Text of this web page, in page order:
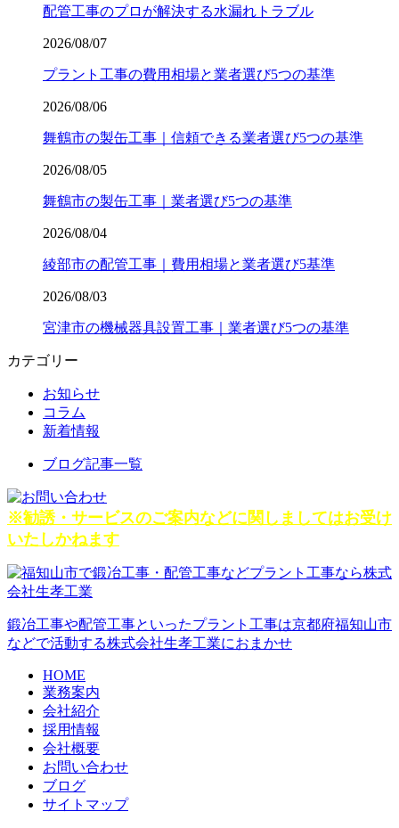
配管工事のプロが解決する水漏れトラブル
2026/08/07
プラント工事の費用相場と業者選び5つの基準
2026/08/06
舞鶴市の製缶工事｜信頼できる業者選び5つの基準
2026/08/05
舞鶴市の製缶工事｜業者選び5つの基準
2026/08/04
綾部市の配管工事｜費用相場と業者選び5基準
2026/08/03
宮津市の機械器具設置工事｜業者選び5つの基準
カテゴリー
お知らせ
コラム
新着情報
ブログ記事一覧
※勧誘・サービスのご案内などに関しましてはお受け
いたしかねます
鍛冶工事や配管工事といったプラント工事は京都府福知山市
などで活動する株式会社生孝工業におまかせ
HOME
業務案内
会社紹介
採用情報
会社概要
お問い合わせ
ブログ
サイトマップ